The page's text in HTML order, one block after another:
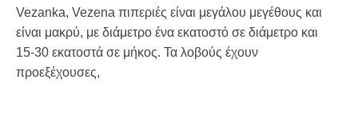
Vezanka, Vezena πιπεριές είναι μεγάλου μεγέθους και
είναι μακρύ, με διάμετρο ένα εκατοστό σε διάμετρο και
15-30 εκατοστά σε μήκος. Τα λοβούς έχουν
προεξέχουσες,